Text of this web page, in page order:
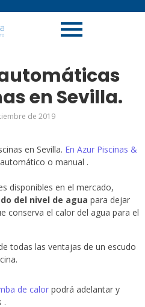
en Sevilla.
de 2019
en Sevilla. En Azur Piscinas &
o manual .
disponibles en el mercado,
del nivel de agua para dejar
conserva el calor del agua para el
todas las ventajas de un escudo
de calor podrá adelantar y
.